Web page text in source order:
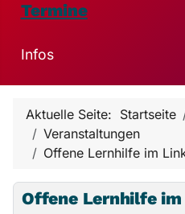
Termine
Infos
Aktuelle Seite: Startseite
Veranstaltungen
Offene Lernhilfe im
Offene Lernhilfe